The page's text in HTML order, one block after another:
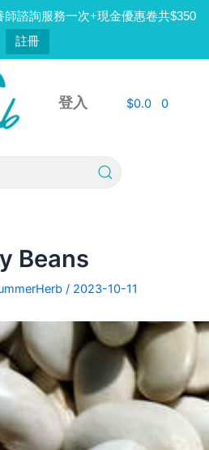
諮詢服務一次+現金優惠卷共$350
註冊
登入 $0.0 0
Beans
/ 2023-10-11